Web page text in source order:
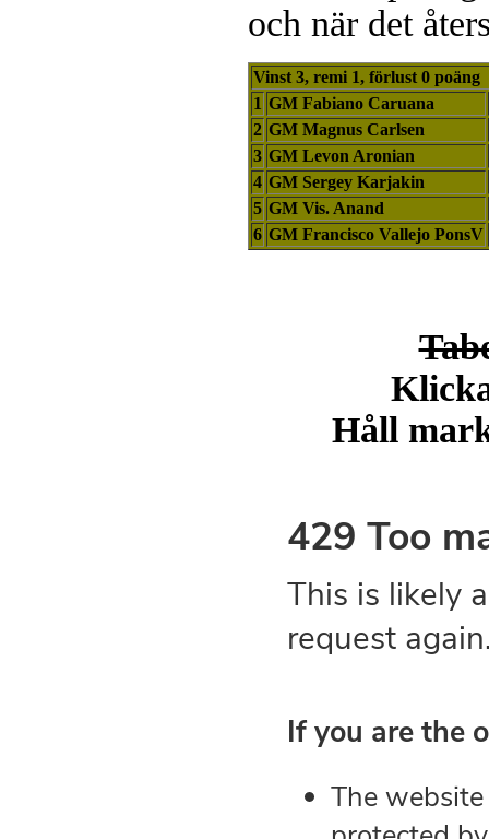
och när det
Vinst 3, remi 1, förlust 0 poäng
1 GM Fabiano Caruana
2 GM Magnus Carlsen
3 GM Levon Aronian
4 GM Sergey Karjakin
5 GM Vis. Anand
6 GM Francisco Vallejo PonsV
Håll